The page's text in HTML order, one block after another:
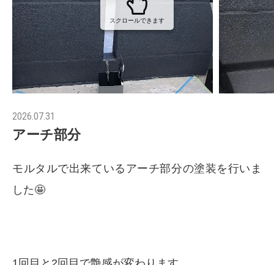
スクロールできます
2026.07.31
アーチ部分
モルタルで出来ているアーチ部分の塗装を行いま
した🤩